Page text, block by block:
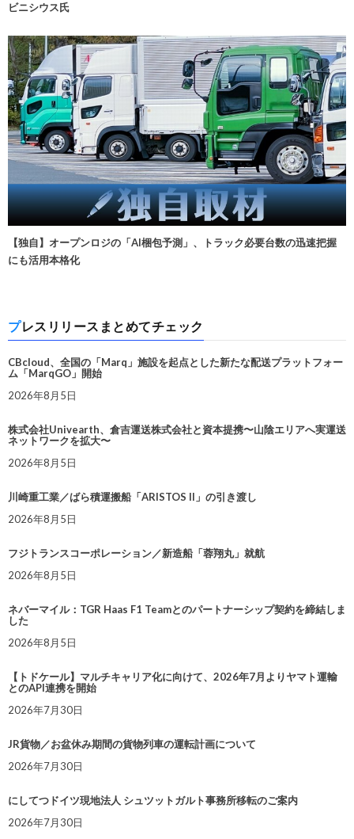
ビニシウス氏
【独自】オープンロジの「AI梱包予測」、トラック必要台数の迅速把握
にも活用本格化
プレスリリースまとめてチェック
CBcloud、全国の「Marq」施設を起点とした新たな配送プラットフォー
ム「MarqGO」開始
2026年8月5日
株式会社Univearth、倉吉運送株式会社と資本提携〜山陰エリアへ実運送
ネットワークを拡大〜
2026年8月5日
川崎重工業／ばら積運搬船「ARISTOS II」の引き渡し
2026年8月5日
フジトランスコーポレーション／新造船「蓉翔丸」就航
2026年8月5日
ネバーマイル：TGR Haas F1 Teamとのパートナーシップ契約を締結しま
した
2026年8月5日
【トドケール】マルチキャリア化に向けて、2026年7月よりヤマト運輸
とのAPI連携を開始
2026年7月30日
JR貨物／お盆休み期間の貨物列車の運転計画について
2026年7月30日
にしてつドイツ現地法人 シュツットガルト事務所移転のご案内
2026年7月30日